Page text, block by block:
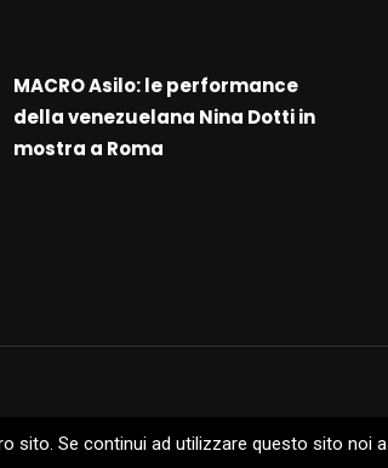
MACRO Asilo: le performance
della venezuelana Nina Dotti in
mostra a Roma
sito. Se continui ad utilizzare questo sito noi